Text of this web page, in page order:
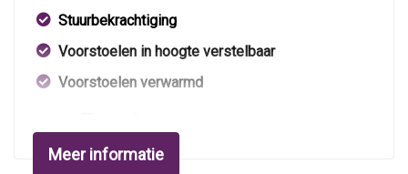
Stuurbekrachtiging
Voorstoelen in hoogte verstelbaar
Voorstoelen verwarmd
Achterruitverwarming
Meer informatie